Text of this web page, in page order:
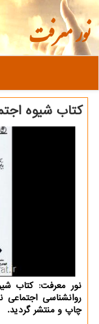
نور معرفت
كتاب شیوه
نور معرفت: كتاب
روانشناسی
چاپ و منتشر گردید.